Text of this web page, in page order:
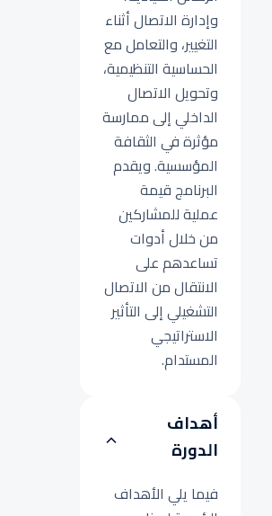
وإدارة الاتصال أثناء
التغيير، والتعامل مع
الحساسية التنظيمية،
وتحويل الاتصال
الداخلي إلى ممارسة
مؤثرة في الثقافة
المؤسسية. ويقدم
البرنامج قيمة
عملية للمشاركين
من خلال أدوات
تساعدهم على
الانتقال من الاتصال
التشغيلي إلى التأثير
الاستراتيجي
المستدام.
أهداف
الدورة
فيما يلي الأهداف